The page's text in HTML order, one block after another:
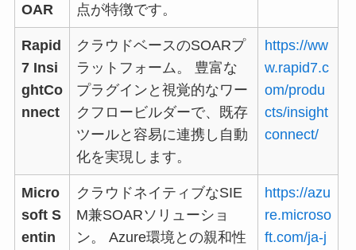
OAR
点が特徴です。
Rapid
7 Insi
ghtCo
nnect
クラウドベースのSOARプ
ラットフォーム。 豊富な
プラグインと視覚的なワー
クフロービルダーで、既存
ツールと容易に連携し自動
化を実現します。
https://ww
w.rapid7.c
om/produ
cts/insight
connect/
Micro
soft S
entin
クラウドネイティブなSIE
M兼SOARソリューショ
ン。 Azure環境との親和性
https://azu
re.microso
ft.com/ja-j